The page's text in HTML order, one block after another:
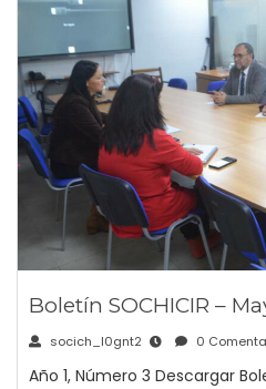
Boletín SOCHICIR –
socich_l0gnt2 0
Año 1, Número 3 Descargar